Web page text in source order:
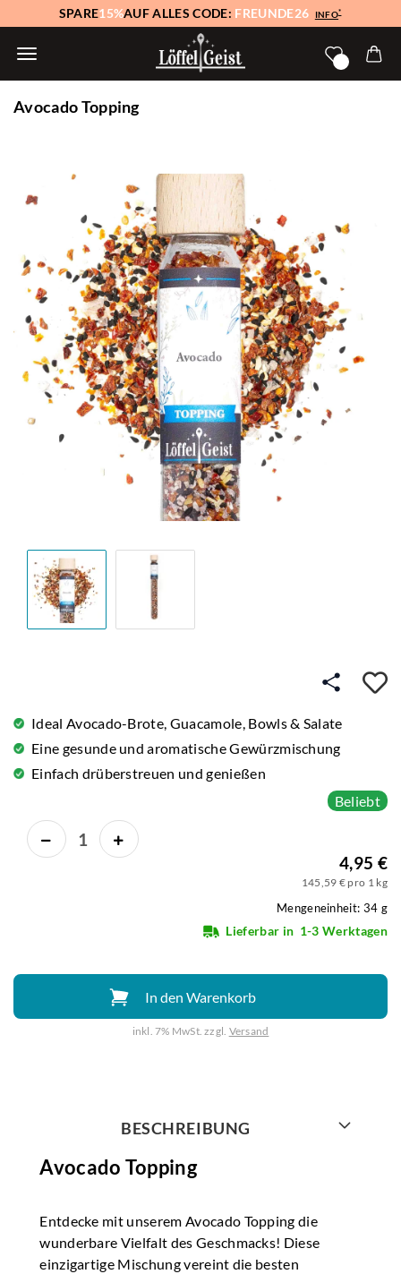
SPARE15%AUF ALLES CODE: FREUNDE26 INFO*
Avocado Topping
Ideal Avocado-Brote, Guacamole, Bowls & Salate
Eine gesunde und aromatische Gewürzmischung
Einfach drüberstreuen und genießen
Beliebt
4,95 €
145,59 € pro 1 kg
Mengeneinheit: 34 g
Lieferbar in 1-3 Werktagen
In den Warenkorb
inkl. 7% MwSt. zzgl. Versand
Weiter mit
BESCHREIBUNG
Avocado Topping
Entdecke mit unserem Avocado Topping die
wunderbare Vielfalt des Geschmacks! Diese
einzigartige Mischung vereint die besten